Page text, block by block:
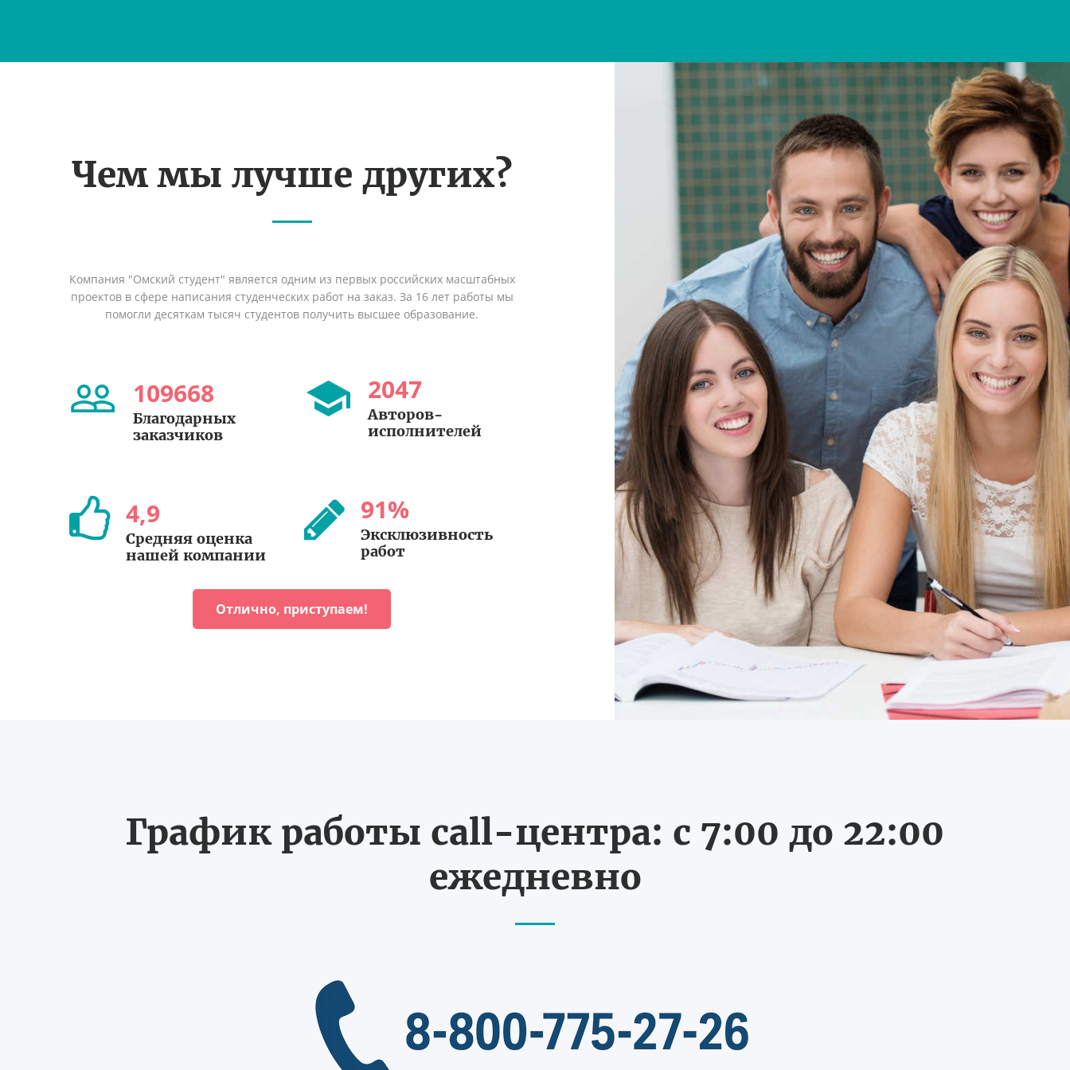
Чем мы лучше других?
Компания "Омский студент" является одним из первых российских масштабных
проектов в сфере написания студенческих работ на заказ. За 16 лет работы мы
помогли десяткам тысяч студентов получить высшее образование.
109668
Благодарных
заказчиков
2047
Авторов-
исполнителей
4,9
Средняя оценка
нашей компании
91%
Эксклюзивность
работ
Отлично, приступаем!
График работы call-центра: с 7:00 до 22:00
ежедневно